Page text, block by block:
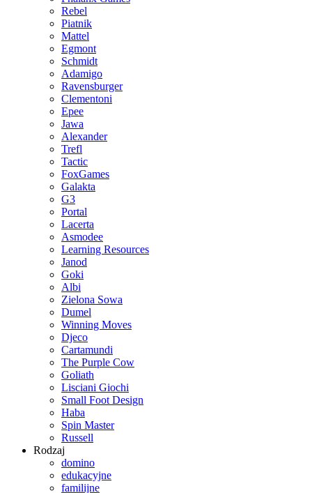
Rebel
Piatnik
Mattel
Egmont
Schmidt
Adamigo
Ravensburger
Clementoni
Epee
Jawa
Alexander
Trefl
Tactic
FoxGames
Galakta
G3
Portal
Lacerta
Asmodee
Learning Resources
Janod
Goki
Albi
Zielona Sowa
Dumel
Winning Moves
Djeco
Cartamundi
The Purple Cow
Goliath
Lisciani Giochi
Small Foot Design
Haba
Spin Master
Russell
Rodzaj
domino
edukacyjne
familijne